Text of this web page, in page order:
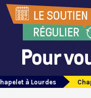
à Lourdes